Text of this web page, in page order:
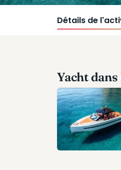
Détails de
Yacht dans